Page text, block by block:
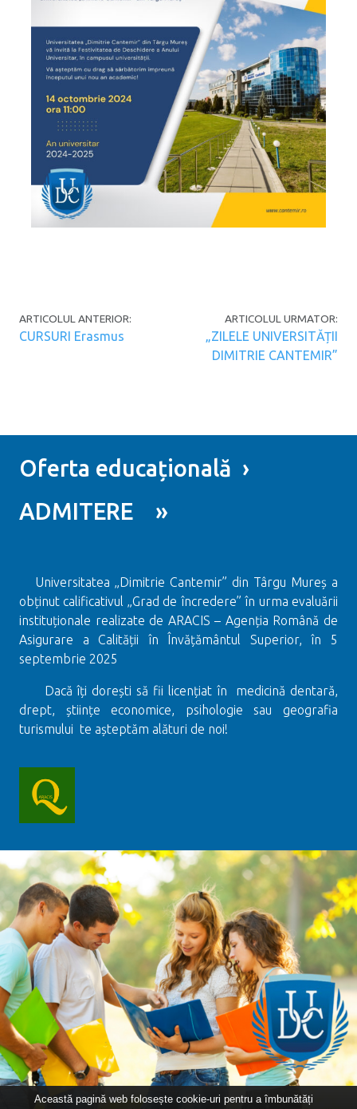
ARTICOLUL ANTERIOR:
CURSURI Erasmus
ARTICOLUL URMATOR:
„ZILELE UNIVERSITĂȚII
DIMITRIE CANTEMIR”
Oferta educațională ›
ADMITERE »
Universitatea „Dimitrie Cantemir” din Târgu Mureș a
obținut calificativul „Grad de încredere” în urma evaluării
instituționale realizate de ARACIS – Agenția Română de
Asigurare a Calității în Învățământul Superior, în 5
septembrie 2025
Dacă îți dorești să fii licențiat în medicină dentară,
drept, științe economice, psihologie sau geografia
turismului te așteptăm alături de noi!
Această pagină web folosește cookie-uri pentru a îmbunătăți